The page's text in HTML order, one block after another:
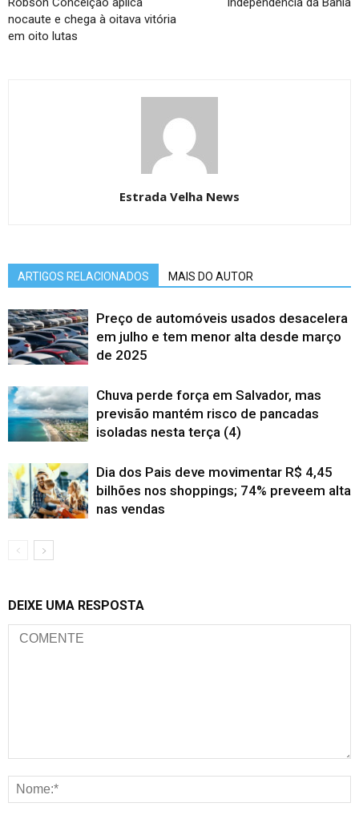
nocaute e chega à oitava vitória
em oito lutas
Estrada Velha News
ARTIGOS RELACIONADOS MAIS DO AUTOR
Preço de automóveis usados desacelera
em julho e tem menor alta desde março
de 2025
Chuva perde força em Salvador, mas
previsão mantém risco de pancadas
isoladas nesta terça (4)
Dia dos Pais deve movimentar R$ 4,45
bilhões nos shoppings; 74% preveem alta
nas vendas
DEIXE UMA RESPOSTA